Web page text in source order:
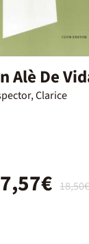
Alè De
Clarice
18,50€